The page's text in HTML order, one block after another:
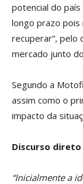
potencial do
longo prazo pois
recuperar”, pelo
mercado junto
Segundo a
assim como o
impacto da
Discurso direto
“Inicialmente a